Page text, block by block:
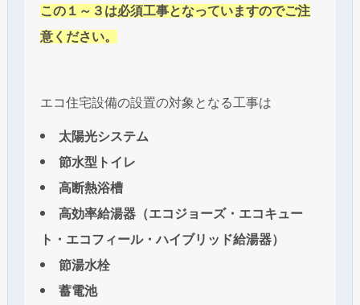
この１～３は必須工事となっていますのでご注
意ください。
エコ住宅設備の設置の対象となる工事は
太陽光システム
節水型トイレ
高断熱浴槽
高効率給湯器（エコジョーズ・エコキュー
ト・エコフィール・ハイブリッド給湯器）
節湯水栓
蓄電池